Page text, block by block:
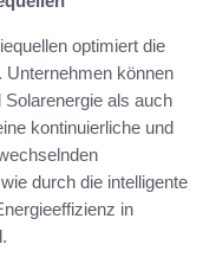
optimiert die
Unternehmen können
als auch
kontinuierliche und
durch die intelligente
in